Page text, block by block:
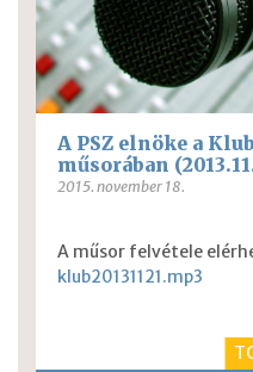
A PSZ elnöke a
műsorában
2015. november 18.
A műsor felvétele
klub20131121.mp3